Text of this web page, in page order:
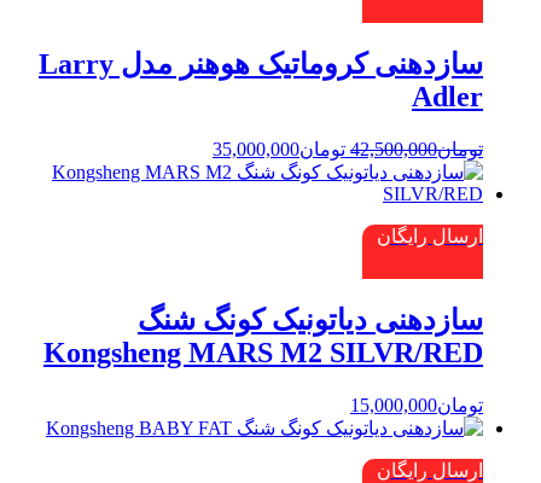
سازدهنی کروماتیک هوهنر مدل Larry
Adler
تومان42,500,000 قیمت
اصلی:
تومان35,000,000
فعلی:
ارسال رایگان
سازدهنی دیاتونیک کونگ شنگ
Kongsheng MARS M2 SILVR/RED
تومان15,000,000
ارسال رایگان